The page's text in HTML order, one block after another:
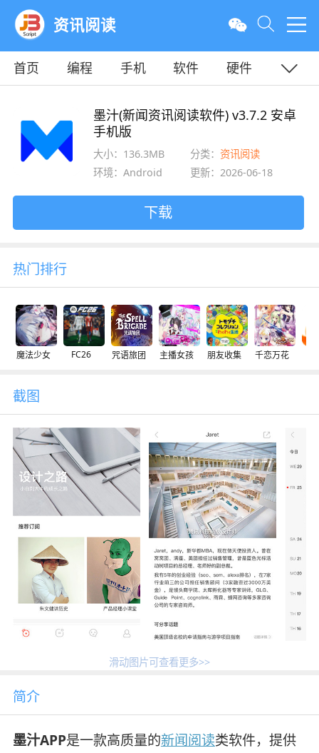
资讯阅读
首页 编程 手机 软件
硬件
墨汁(新闻资讯阅读软件) v3.7.2 安卓
手机版
大小：136.3MB 分类：资讯阅读
环境：Android
更新：2026-06-18
下载
热门排行
魔法少女 FC26 咒语旅团 主播女孩 朋友收集 千恋万花
截图
滑动图片可查看更多>>
简介
墨汁APP是一款高质量的新闻阅读类软件，提供